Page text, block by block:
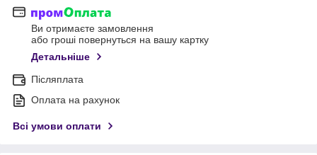
Ви отримаєте замовлення
або гроші повернуться на вашу картку
Детальніше
Післяплата
Оплата на рахунок
Всі умови оплати